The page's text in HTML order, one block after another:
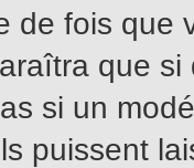
de fois que
que
si un
puissent